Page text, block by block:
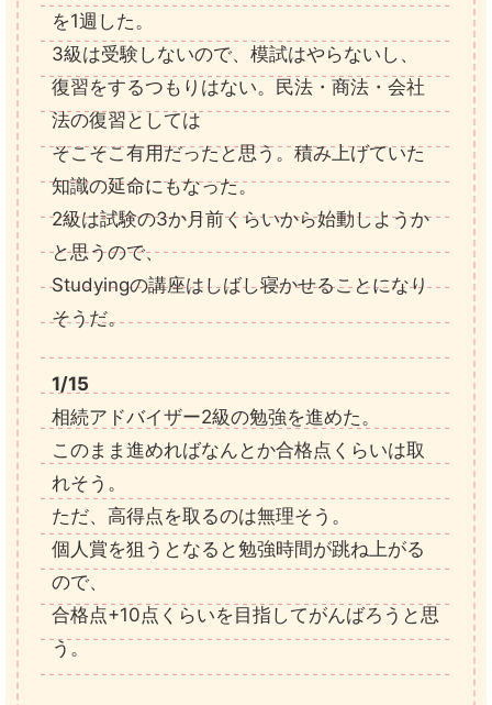
を1週した。
3級は受験しないので、模試はやらないし、
復習をするつもりはない。民法・商法・会社
法の復習としては
そこそこ有用だったと思う。積み上げていた
知識の延命にもなった。
2級は試験の3か月前くらいから始動しようか
と思うので、
Studyingの講座はしばし寝かせることになり
そうだ。
1/15
相続アドバイザー2級の勉強を進めた。
このまま進めればなんとか合格点くらいは取
れそう。
ただ、高得点を取るのは無理そう。
個人賞を狙うとなると勉強時間が跳ね上がる
ので、
合格点+10点くらいを目指してがんばろうと思
う。